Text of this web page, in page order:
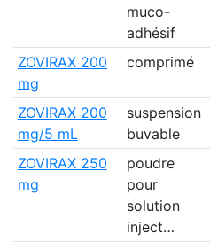
muco-
adhésif
ZOVIRAX 200
mg
comprimé
ZOVIRAX 200
mg/5 mL
suspension
buvable
ZOVIRAX 250
mg
poudre
pour
solution
inject…